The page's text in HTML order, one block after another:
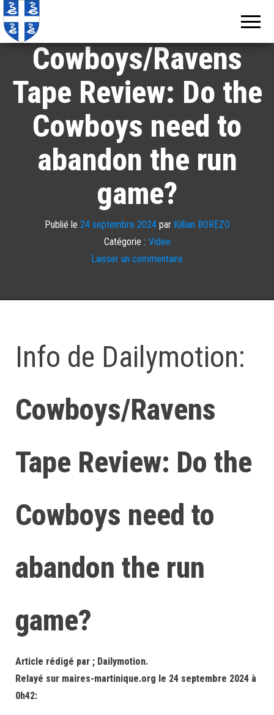
Cowboys/Ravens
Tape Review: Do the
Cowboys need to
abandon the run
game?
Publié le 24 septembre 2024par Killian BOREZO
Catégorie : Video
Laisser un commentaire
Info de Dailymotion:
Cowboys/Ravens
Tape Review: Do the
Cowboys need to
abandon the run
game?
Article rédigé par ; Dailymotion.
Relayé sur maires-martinique.org le 24 septembre 2024 à
0h42: